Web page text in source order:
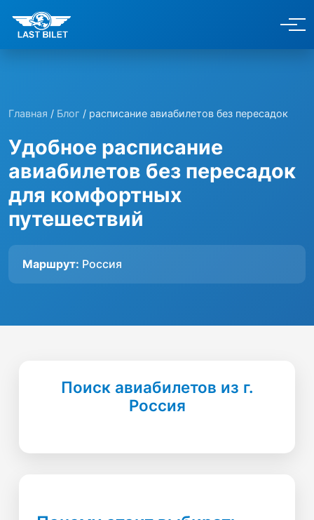
Главная / Блог / расписание авиабилетов без пересадок
Удобное расписание
авиабилетов без пересадок
для комфортных
путешествий
Маршрут: Россия
Поиск авиабилетов из г.
Россия